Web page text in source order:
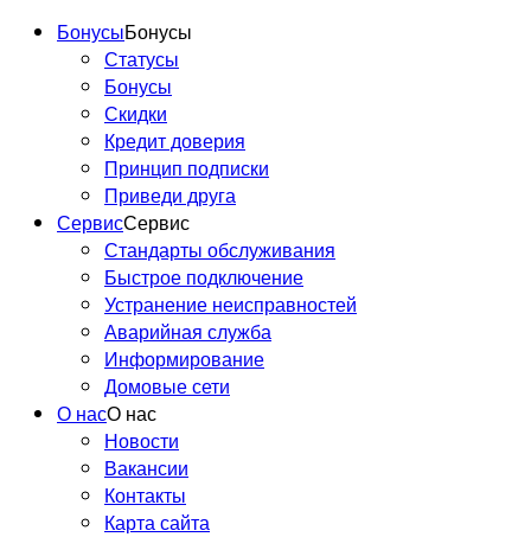
БонусыБонусы
Статусы
Бонусы
Скидки
Кредит доверия
Принцип подписки
Приведи друга
СервисСервис
Стандарты обслуживания
Быстрое подключение
Устранение неисправностей
Аварийная служба
Информирование
Домовые сети
О насО нас
Новости
Вакансии
Контакты
Карта сайта